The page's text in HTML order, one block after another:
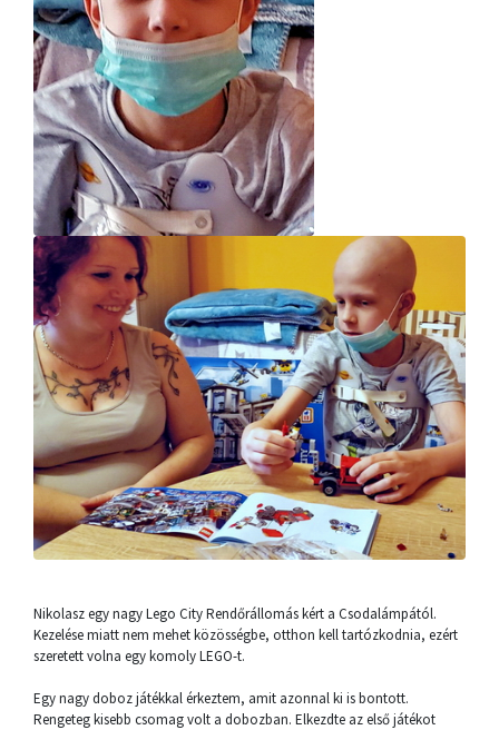
Nikolasz egy nagy Lego City Rendőrállomás kért a Csodalámpától.
Kezelése miatt nem mehet közösségbe, otthon kell tartózkodnia, ezért
szeretett volna egy komoly LEGO-t.
Egy nagy doboz játékkal érkeztem, amit azonnal ki is bontott.
Rengeteg kisebb csomag volt a dobozban. Elkezdte az első játékot